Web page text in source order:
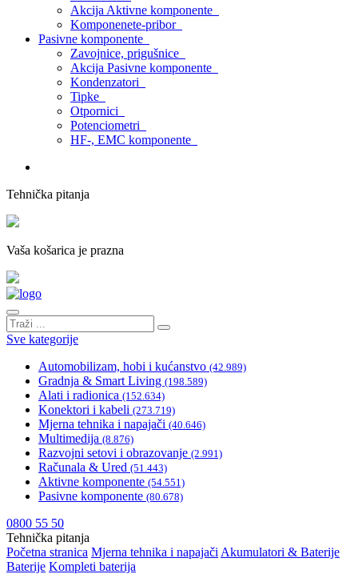
Akcija Aktivne komponente
Komponenete-pribor
Pasivne komponente
Zavojnice, prigušnice
Akcija Pasivne komponente
Kondenzatori
Tipke
Otpornici
Potenciometri
HF-, EMC komponente
Tehnička pitanja
Vaša košarica je prazna
Sve kategorije
Automobilizam, hobi i kućanstvo (42.989)
Gradnja & Smart Living (198.589)
Alati i radionica (152.634)
Konektori i kabeli (273.719)
Mjerna tehnika i napajači (40.646)
Multimedija (8.876)
Razvojni setovi i obrazovanje (2.991)
Računala & Ured (51.443)
Aktivne komponente (54.551)
Pasivne komponente (80.678)
0800 55 50
Tehnička pitanja
Početna stranica Mjerna tehnika i napajači Akumulatori & Baterije
Baterije Kompleti baterija